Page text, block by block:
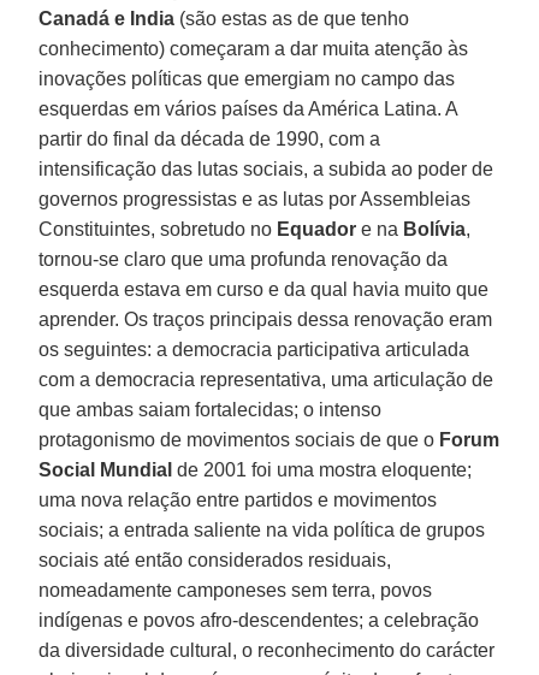
Canadá e India (são estas as de que tenho
conhecimento) começaram a dar muita atenção às
inovações políticas que emergiam no campo das
esquerdas em vários países da América Latina. A
partir do final da década de 1990, com a
intensificação das lutas sociais, a subida ao poder de
governos progressistas e as lutas por Assembleias
Constituintes, sobretudo no Equador e na Bolívia,
tornou-se claro que uma profunda renovação da
esquerda estava em curso e da qual havia muito que
aprender. Os traços principais dessa renovação eram
os seguintes: a democracia participativa articulada
com a democracia representativa, uma articulação de
que ambas saiam fortalecidas; o intenso
protagonismo de movimentos sociais de que o Forum
Social Mundial de 2001 foi uma mostra eloquente;
uma nova relação entre partidos e movimentos
sociais; a entrada saliente na vida política de grupos
sociais até então considerados residuais,
nomeadamente camponeses sem terra, povos
indígenas e povos afro-descendentes; a celebração
da diversidade cultural, o reconhecimento do carácter